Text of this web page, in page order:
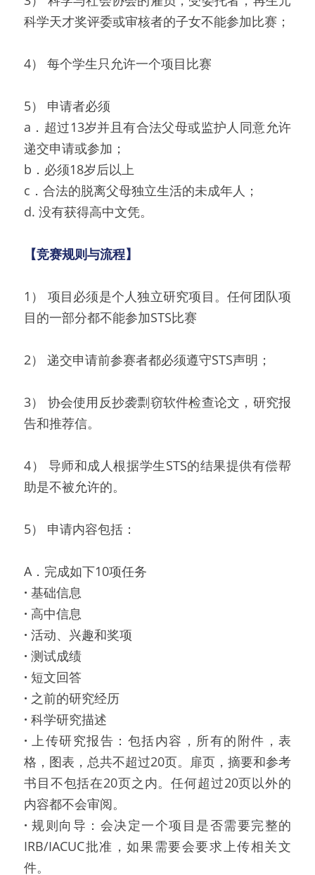
科学天才奖评委或审核者的子女不能参加比赛；
4） 每个学生只允许一个项目比赛
5） 申请者必须
a．超过13岁并且有合法父母或监护人同意允许
递交申请或参加；
b．必须18岁后以上
c．合法的脱离父母独立生活的未成年人；
d. 没有获得高中文凭。
【竞赛规则与流程】
1） 项目必须是个人独立研究项目。任何团队项
目的一部分都不能参加STS比赛
2） 递交申请前参赛者都必须遵守STS声明；
3） 协会使用反抄袭剽窃软件检查论文，研究报
告和推荐信。
4） 导师和成人根据学生STS的结果提供有偿帮
助是不被允许的。
5） 申请内容包括：
A．完成如下10项任务
· 基础信息
· 高中信息
· 活动、兴趣和奖项
· 测试成绩
· 短文回答
· 之前的研究经历
· 科学研究描述
· 上传研究报告：包括内容，所有的附件，表
格，图表，总共不超过20页。扉页，摘要和参考
书目不包括在20页之内。任何超过20页以外的
内容都不会审阅。
· 规则向导：会决定一个项目是否需要完整的
IRB/IACUC批准，如果需要会要求上传相关文
件。